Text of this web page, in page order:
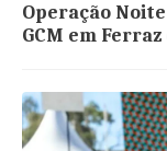
Operação
GCM em